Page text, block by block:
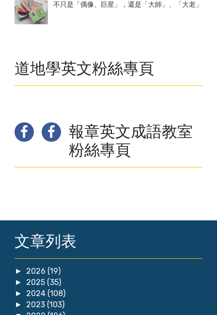
不只是「偶像、巨星」，還是「大師」、「大老」
道地學英文粉絲專頁
報章英文成語教室
粉絲專頁
文章列表
► 2026 (19)
► 2025 (35)
► 2024 (108)
► 2023 (103)